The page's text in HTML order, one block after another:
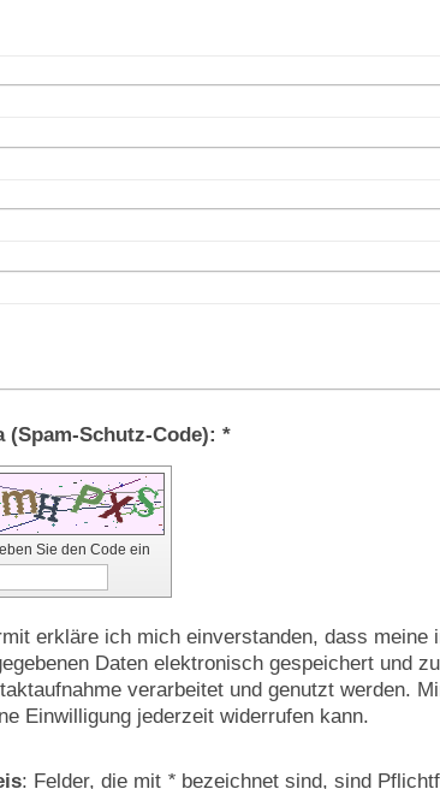
Captcha (Spam-Schutz-Code): *
Sie den Code ein
erkläre ich mich einverstanden, dass meine
Daten elektronisch gespeichert und
verarbeitet und genutzt werden.
Einwilligung jederzeit widerrufen kann.
: Felder, die mit * bezeichnet sind, sind